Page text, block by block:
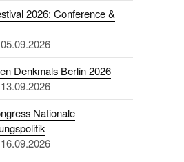
2026: Conference &
Denkmals Berlin 2026
Nationale